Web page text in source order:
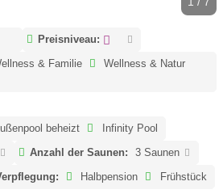
Preisniveau:
& Familie
Wellness & Natur
beheizt
Infinity Pool
Anzahl der Saunen:
3 Saunen
Halbpension Frühstück